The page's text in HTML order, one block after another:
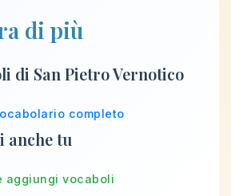
di più
di San Pietro Vernotico
completo
anche tu
aggiungi vocaboli